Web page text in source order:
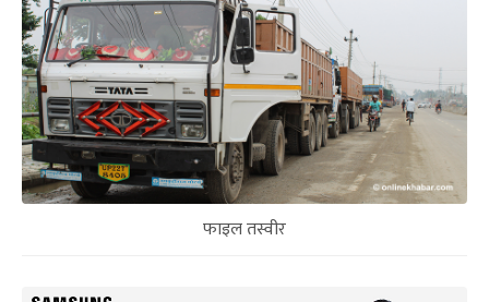
फाइल तस्वीर